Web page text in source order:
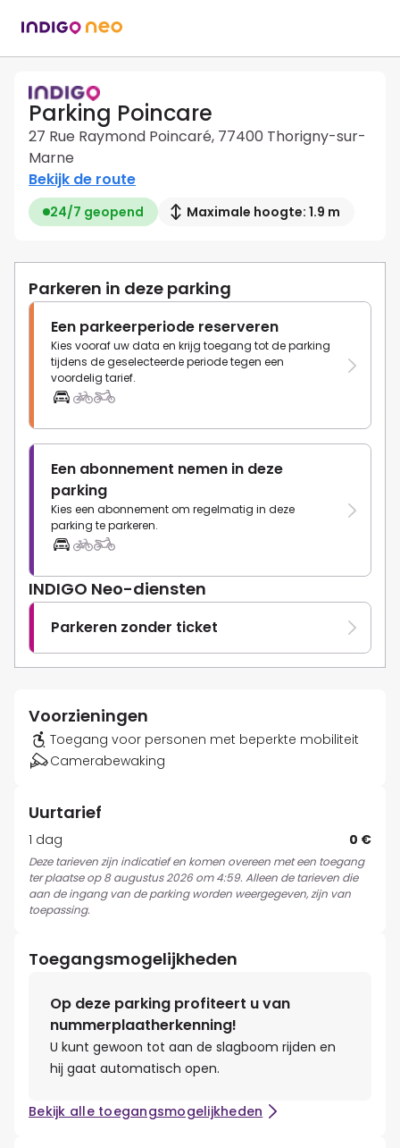
Parking Poincare
27 Rue Raymond Poincaré, 77400 Thorigny-sur-
Marne
Bekijk de route
24/7 geopend Maximale hoogte: 1.9 m
Parkeren in deze parking
Een parkeerperiode reserveren
Kies vooraf uw data en krijg toegang tot de parking
tijdens de geselecteerde periode tegen een
voordelig tarief.
Een abonnement nemen in deze
parking
Kies een abonnement om regelmatig in deze
parking te parkeren.
INDIGO Neo-diensten
Parkeren zonder ticket
Voorzieningen
Toegang voor personen met beperkte mobiliteit
Camerabewaking
Uurtarief
1 dag 0 €
Deze tarieven zijn indicatief en komen overeen met een toegang
ter plaatse op 8 augustus 2026 om 4:59. Alleen de tarieven die
aan de ingang van de parking worden weergegeven, zijn van
toepassing.
Toegangsmogelijkheden
Op deze parking profiteert u van
nummerplaatherkenning!
U kunt gewoon tot aan de slagboom rijden en
hij gaat automatisch open.
Bekijk alle toegangsmogelijkheden